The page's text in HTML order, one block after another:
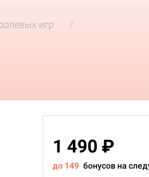
игр
1 490 ₽
до 149 бонусов на